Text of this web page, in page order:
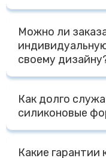
Доставка по
Компаниями - ПЭК,
другими
терминала
осуществляется
Можно ли
своему
Да, мы
индивидуальному
стоимости нам
модель с размерами
Как долго
силиконовые
При правильной
режим от -40 до +
Какие гарантии